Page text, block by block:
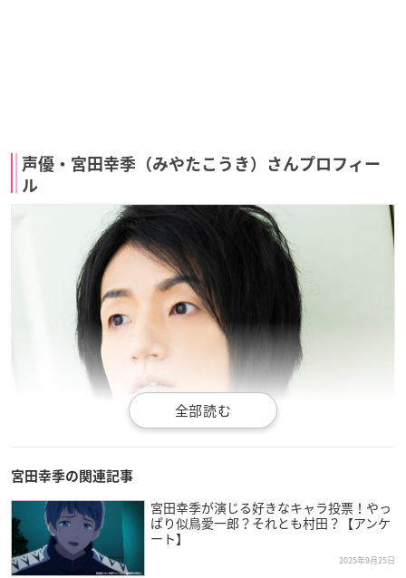
声優・宮田幸季（みやたこうき）さんプロフィー
ル
宮田幸季の関連記事
宮田幸季が演じる好きなキャラ投票！やっ
ぱり似鳥愛一郎？それとも村田？【アンケ
ート】
2025年9月25日